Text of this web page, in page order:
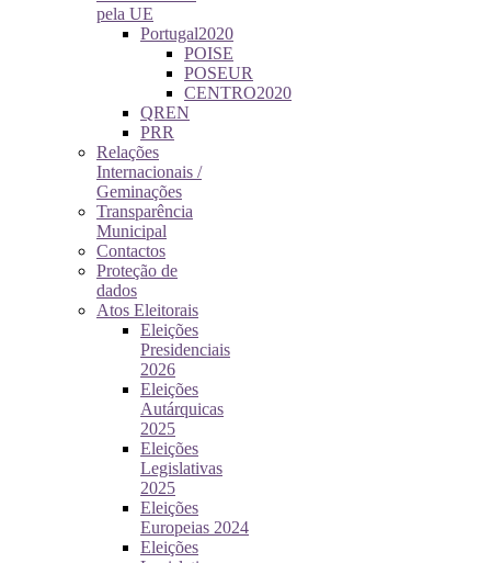
pela UE
Portugal2020
POISE
POSEUR
CENTRO2020
QREN
PRR
Relações
Internacionais /
Geminações
Transparência
Municipal
Contactos
Proteção de
dados
Atos Eleitorais
Eleições
Presidenciais
2026
Eleições
Autárquicas
2025
Eleições
Legislativas
2025
Eleições
Europeias 2024
Eleições